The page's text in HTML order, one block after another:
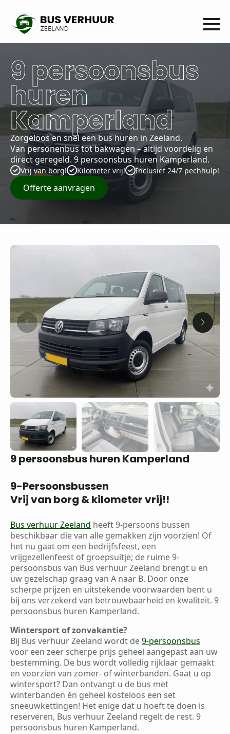
9 persoonsbus
huren
Kamperland
Zorgeloos en snel een bus huren in Zeeland.
Van personenbus tot bakwagen – altijd voordelig en
direct geregeld. 9 persoonsbus huren Kamperland.
Vrij van borg! Kilometer vrij! Inclusief 24/7 pechhulp!
Offerte aanvragen
9 persoonsbus huren Kamperland
9-Persoonsbussen
Vrij van borg & kilometer vrij!!
Bus verhuur Zeeland heeft 9-persoons bussen
beschikbaar die van alle gemakken zijn voorzien! Of
het nu gaat om een bedrijfsfeest, een
vrijgezellenfeest of groepsuitje; de ruime 9-
persoonsbus van Bus verhuur Zeeland brengt u en
uw gezelschap graag van A naar B. Door onze
scherpe prijzen en uitstekende voorwaarden bent u
bij ons verzekerd van betrouwbaarheid en kwaliteit. 9
persoonsbus huren Kamperland.
Wintersport of zonvakantie?
Bij Bus verhuur Zeeland wordt de9-persoonsbus
voor een zeer scherpe prijs geheel aangepast aan uw
bestemming. De bus wordt volledig rijklaar gemaakt
en voorzien van zomer- of winterbanden. Gaat u op
wintersport? Dan ontvangt u de bus met
winterbanden én geheel kosteloos een set
sneeuwkettingen! Het enige dat u hoeft te doen is
reserveren, Bus verhuur Zeeland regelt de rest. 9
persoonsbus huren Kamperland.